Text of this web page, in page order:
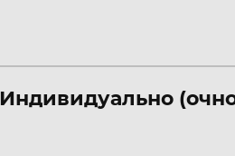
Индивидуально